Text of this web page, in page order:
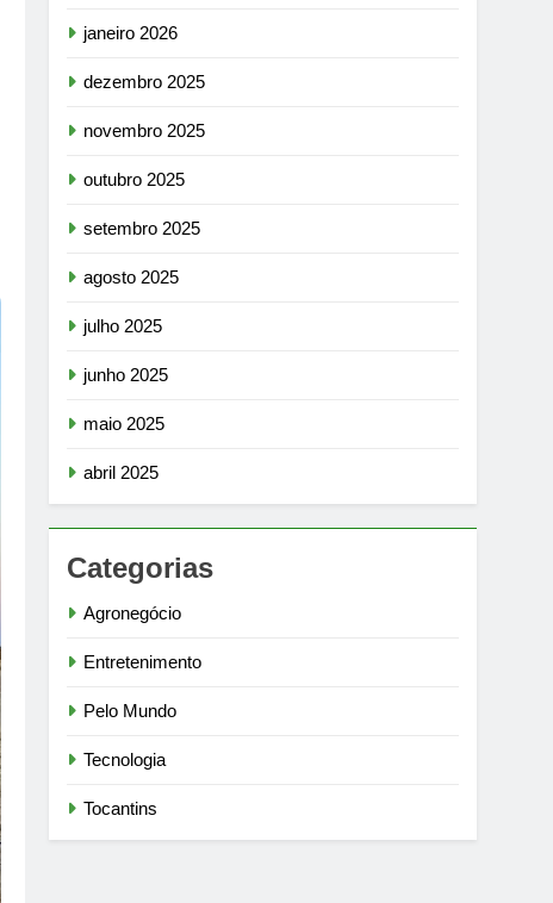
janeiro 2026
dezembro 2025
novembro 2025
outubro 2025
setembro 2025
agosto 2025
julho 2025
junho 2025
maio 2025
abril 2025
Categorias
Agronegócio
Entretenimento
Pelo Mundo
Tecnologia
Tocantins